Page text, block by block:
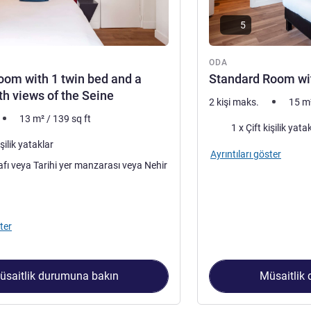
with 1 twin bed and a
views of the Seine
13 m² / 139 sq ft
yataklar
veya Nehir
durumuna bakın
ODA
Standard Room
5
2 kişi maks. 15
1 x Çift kişilik
Ayrıntıları göster
Müsaitlik